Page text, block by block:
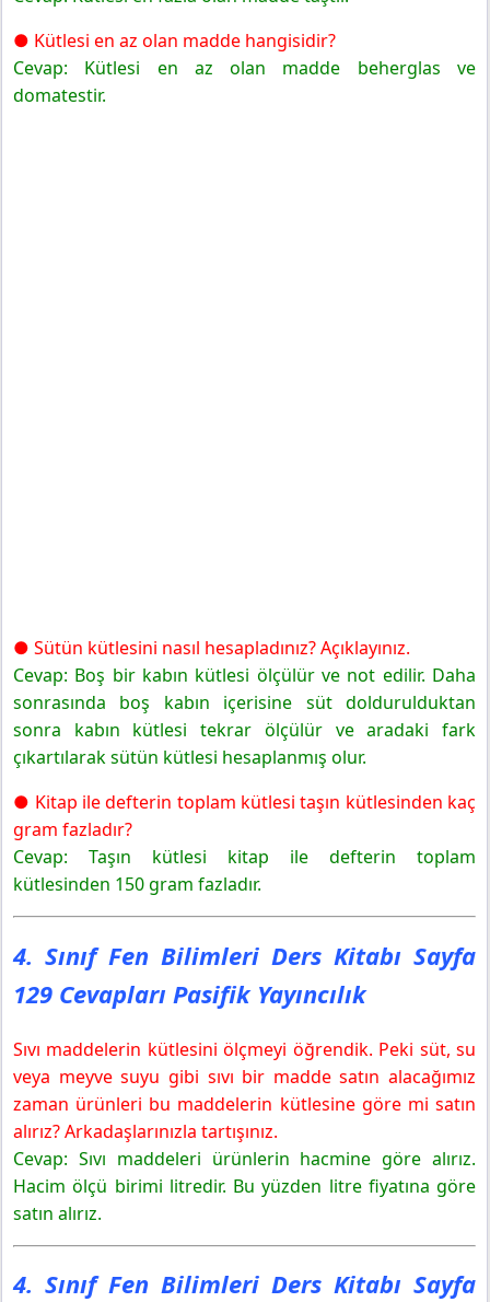
● Kütlesi en az olan madde hangisidir?
Cevap: Kütlesi en az olan madde beherglas ve
domatestir.
● Sütün kütlesini nasıl hesapladınız? Açıklayınız.
Cevap: Boş bir kabın kütlesi ölçülür ve not edilir. Daha
sonrasında boş kabın içerisine süt doldurulduktan
sonra kabın kütlesi tekrar ölçülür ve aradaki fark
çıkartılarak sütün kütlesi hesaplanmış olur.
● Kitap ile defterin toplam kütlesi taşın kütlesinden kaç
gram fazladır?
Cevap: Taşın kütlesi kitap ile defterin toplam
kütlesinden 150 gram fazladır.
4. Sınıf Fen Bilimleri Ders Kitabı Sayfa
129 Cevapları Pasifik Yayıncılık
Sıvı maddelerin kütlesini ölçmeyi öğrendik. Peki süt, su
veya meyve suyu gibi sıvı bir madde satın alacağımız
zaman ürünleri bu maddelerin kütlesine göre mi satın
alırız? Arkadaşlarınızla tartışınız.
Cevap: Sıvı maddeleri ürünlerin hacmine göre alırız.
Hacim ölçü birimi litredir. Bu yüzden litre fiyatına göre
satın alırız.
4. Sınıf Fen Bilimleri Ders Kitabı Sayfa